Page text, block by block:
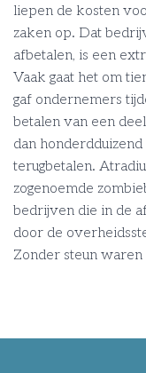
liepen de kosten
zaken op. Dat
afbetalen, is een
Vaak gaat het om
gaf ondernemers
betalen van een
dan
terugbetalen.
zogenoemde
bedrijven die in de
door de
Zonder steun waren